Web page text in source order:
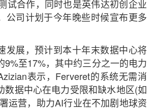
试合作，同时也是英伟达初创企业
公司计划于今年晚些时候宣布更多
发展，预计到本十年末数据中心将
9%至17%，其中约三分之一的电力
表示，Ferveret的系统无需消
数据中心在电力受限和缺水地区(如
运营，助力AI行业在不加剧地球资